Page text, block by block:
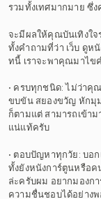
รวมทั้งเทศมากมาย ซึ่ง
จะมีผลให้คุณบันเทิงใจ
ทั้งคำถามที่ว่า เว็บ ดูห
ทนี้ เราจะพาคุณมาไข
• ครบทุกชนิด: ไม่ว่าคุ
ขบขัน สยองขวัญ หักมุ
ก็ตามแต่ สามารถเข้า
แน่แท้ครับ
• ตอบปัญหาทุกวัย: บอก
ทั้งยังหนังการ์ตูนหรือค
ล่ะครับผม อยากมองก
ความชื่นชอบได้อย่าง